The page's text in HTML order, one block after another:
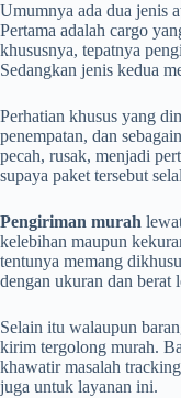
Umumnya ada dua jenis
Pertama adalah cargo
khususnya, tepatnya
Sedangkan jenis kedua
Perhatian khusus yang
penempatan, dan
pecah, rusak, menjadi
supaya paket tersebut
Pengiriman murah
kelebihan maupun
tentunya memang
dengan ukuran dan berat
Selain itu walaupun
kirim tergolong murah.
khawatir masalah
juga untuk layanan ini.